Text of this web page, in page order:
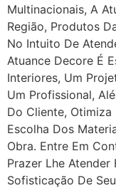
Multinacionais, A
Região, Produtos
No Intuito De
Atuance Decore É
Interiores, Um
Um Profissional,
Do Cliente, Otimiza
Escolha Dos
Obra. Entre Em
Prazer Lhe
Sofisticação De